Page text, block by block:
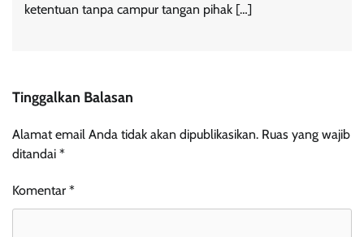
ketentuan tanpa campur tangan pihak […]
Tinggalkan Balasan
Alamat email Anda tidak akan dipublikasikan. Ruas yang wajib
ditandai *
Komentar *